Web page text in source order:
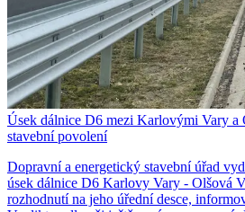
Úsek dálnice D6 mezi Karlovými Vary a
stavební povolení
Dopravní a energetický stavební úřad
úsek dálnice D6 Karlovy Vary - Olšová
rozhodnutí na jeho úřední desce,